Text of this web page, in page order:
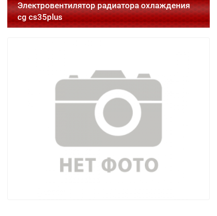
Электровентилятор радиатора охлаждения
cg cs35plus